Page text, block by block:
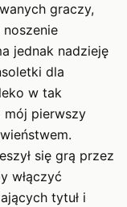
graczy,
jednak nadzieję
dla
w tak
mój pierwszy
się grą przez
włączyć
tytuł i